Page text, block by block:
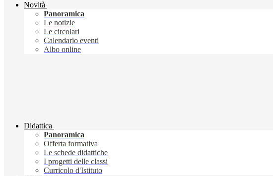
Novità
Panoramica
Le notizie
Le circolari
Calendario eventi
Albo online
Didattica
Panoramica
Offerta formativa
Le schede didattiche
I progetti delle classi
Curricolo d'Istituto